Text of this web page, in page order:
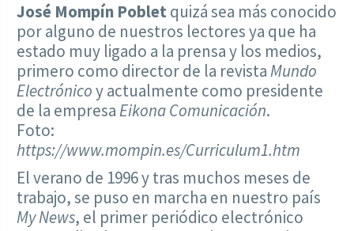
José Mompín Pobletquizá sea más conocido
por alguno de nuestros lectores ya que ha
estado muy ligado a la prensa y los medios,
primero como director de la revistaMundo
Electrónicoy actualmente como presidente
de la empresaEikona Comunicación.
Foto:
https://www.mompin.es/Curriculum1.htm
El verano de 1996 y tras muchos meses de
trabajo, se puso en marcha en nuestro país
My News, el primer periódico electrónico